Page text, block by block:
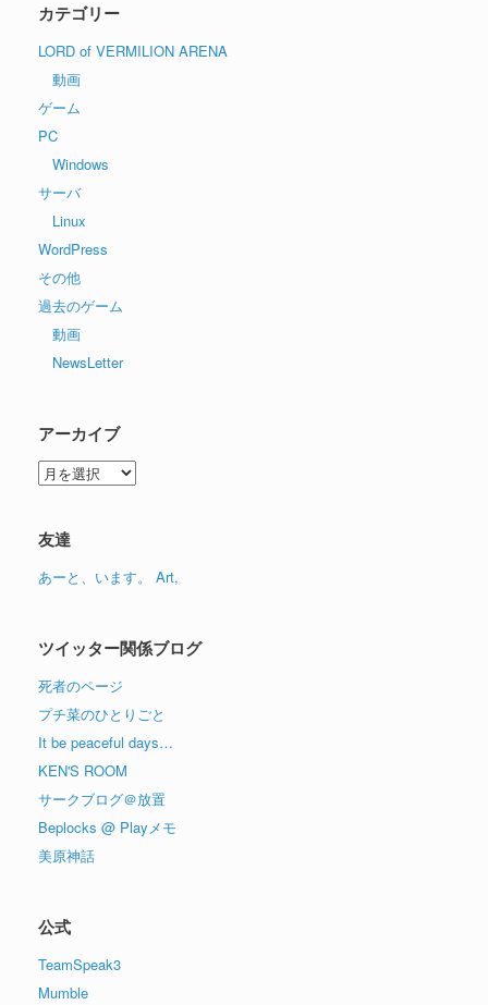
カテゴリー
LORD of VERMILION ARENA
動画
ゲーム
PC
Windows
サーバ
Linux
WordPress
その他
過去のゲーム
動画
NewsLetter
アーカイブ
ア
ー
イ
ブ
友達
あーと、います。 Art,
ツイッター関係ブログ
死者のページ
プチ菜のひとりごと
It be peaceful days…
KEN'S ROOM
サークブログ＠放置
Beplocks @ Playメモ
美原神話
公式
TeamSpeak3
Mumble